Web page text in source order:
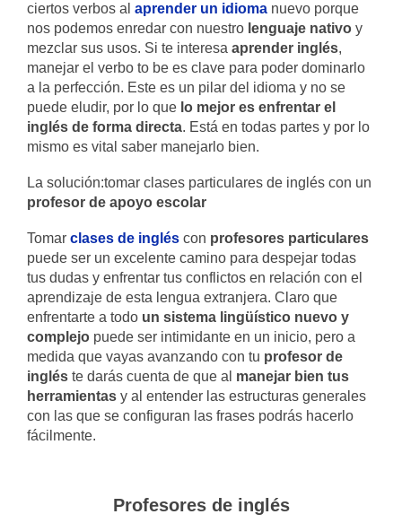
ciertos verbos al aprender un idioma nuevo porque
nos podemos enredar con nuestro lenguaje nativo y
mezclar sus usos. Si te interesa aprender inglés,
manejar el verbo to be es clave para poder dominarlo
a la perfección. Este es un pilar del idioma y no se
puede eludir, por lo que lo mejor es enfrentar el
inglés de forma directa. Está en todas partes y por lo
mismo es vital saber manejarlo bien.
La solución:tomar clases particulares de inglés con un
profesor de apoyo escolar
Tomar clases de inglés con profesores particulares
puede ser un excelente camino para despejar todas
tus dudas y enfrentar tus conflictos en relación con el
aprendizaje de esta lengua extranjera. Claro que
enfrentarte a todo un sistema lingüístico nuevo y
complejo puede ser intimidante en un inicio, pero a
medida que vayas avanzando con tu profesor de
inglés te darás cuenta de que al manejar bien tus
herramientas y al entender las estructuras generales
con las que se configuran las frases podrás hacerlo
fácilmente.
Profesores de inglés